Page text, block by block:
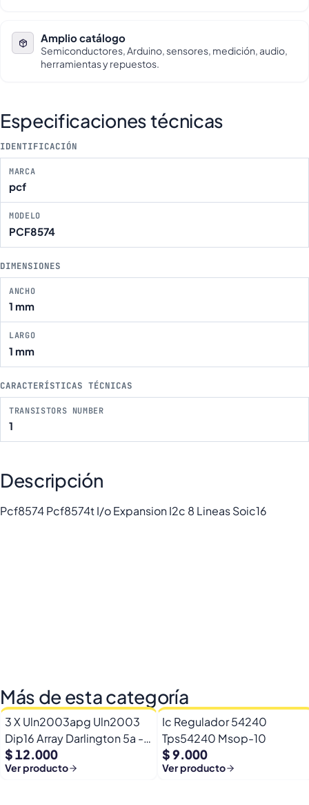
Amplio catálogo
Semiconductores, Arduino, sensores, medición, audio,
herramientas y repuestos.
Especificaciones técnicas
IDENTIFICACIÓN
MARCA
pcf
MODELO
PCF8574
DIMENSIONES
ANCHO
1 mm
LARGO
1 mm
CARACTERÍSTICAS TÉCNICAS
TRANSISTORS NUMBER
1
Descripción
Pcf8574 Pcf8574t I/o Expansion I2c 8 Lineas Soic16
Más de esta categoría
3 X Uln2003apg Uln2003
Dip16 Array Darlington 5a -
50v
$ 12.000
Ver producto
Ic Regulador 54240
Tps54240 Msop-10
$ 9.000
Ver producto